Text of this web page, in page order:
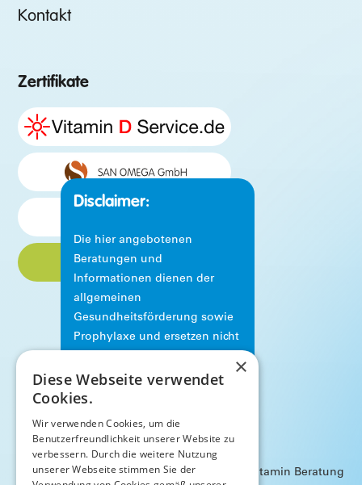
Kontakt
Zertifikate
© 2024 AWN Vitamin Beratung
Datenschutz
AGB
Impressum
Disclaimer:
Die hier angebotenen
Beratungen und
Informationen dienen der
allgemeinen
Gesundheitsförderung sowie
Prophylaxe und ersetzen nicht
Diagnose oder Behandlung
durch einen Arzt oder
×
Diese Webseite verwendet
Cookies.
Wir verwenden Cookies, um die
Benutzerfreundlichkeit unserer Website zu
verbessern. Durch die weitere Nutzung
unserer Webseite stimmen Sie der